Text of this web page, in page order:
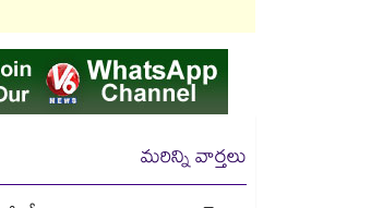
మరిన్ని వార్తలు